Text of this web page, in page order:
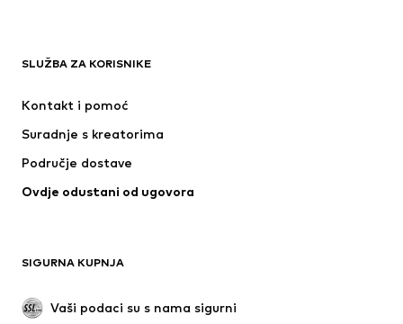
Jakne
Odijela i sakoi
Kupaći kostimi
Posebne prigode
OBUĆA
Novo
SLUŽBA ZA KORISNIKE
Kontakt i pomoć
Suradnje s kreatorima
Područje dostave
Ovdje odustani od ugovora
SIGURNA KUPNJA
Vaši podaci su s nama sigurni